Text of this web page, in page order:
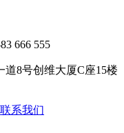
666 555
道8号创维大厦C座15楼
联系我们